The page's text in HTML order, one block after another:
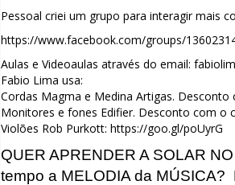
Pessoal criei um grupo para interagir mais
https://www.facebook.com/groups/
Aulas e Videoaulas através do email:
Fabio Lima usa:
Cordas Magma e Medina Artigas.
Monitores e fones Edifier. Desconto com o
Violões Rob Purkott: https://goo.gl/poUyrG
QUER APRENDER A SOLAR
tempo a MELODIA da MÚSICA?